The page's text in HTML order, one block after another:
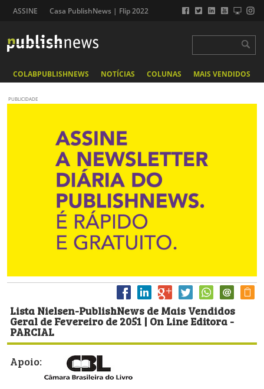
ASSINE Casa PublishNews | Flip 2022
COLABPUBLISHNEWS NOTÍCIAS COLUNAS MAIS VENDIDOS
PUBLICIDADE
Lista Nielsen-PublishNews de Mais Vendidos
Geral de Fevereiro de 2051 | On Line Editora -
PARCIAL
Apoio: